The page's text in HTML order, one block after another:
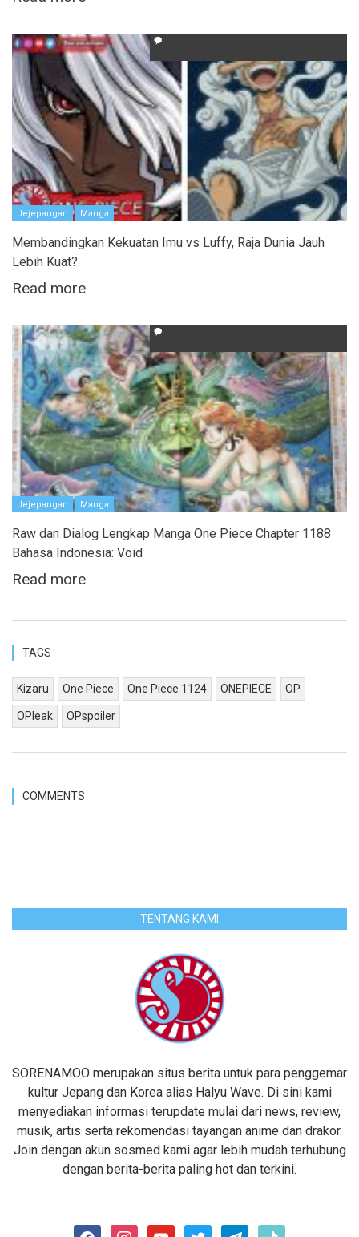
Jejepangan Manga
Membandingkan Kekuatan Imu vs Luffy, Raja Dunia Jauh
Lebih Kuat?
Read more
Jejepangan Manga
Raw dan Dialog Lengkap Manga One Piece Chapter 1188
Bahasa Indonesia: Void
Read more
TAGS
Kizaru One Piece One Piece 1124 ONEPIECE OP
OPleak OPspoiler
COMMENTS
TENTANG KAMI
SORENAMOO merupakan situs berita untuk para penggemar
kultur Jepang dan Korea alias Halyu Wave. Di sini kami
menyediakan informasi terupdate mulai dari news, review,
musik, artis serta rekomendasi tayangan anime dan drakor.
Join dengan akun sosmed kami agar lebih mudah terhubung
dengan berita-berita paling hot dan terkini.
facebookinstagramyoutubetwitter telegramtiktok